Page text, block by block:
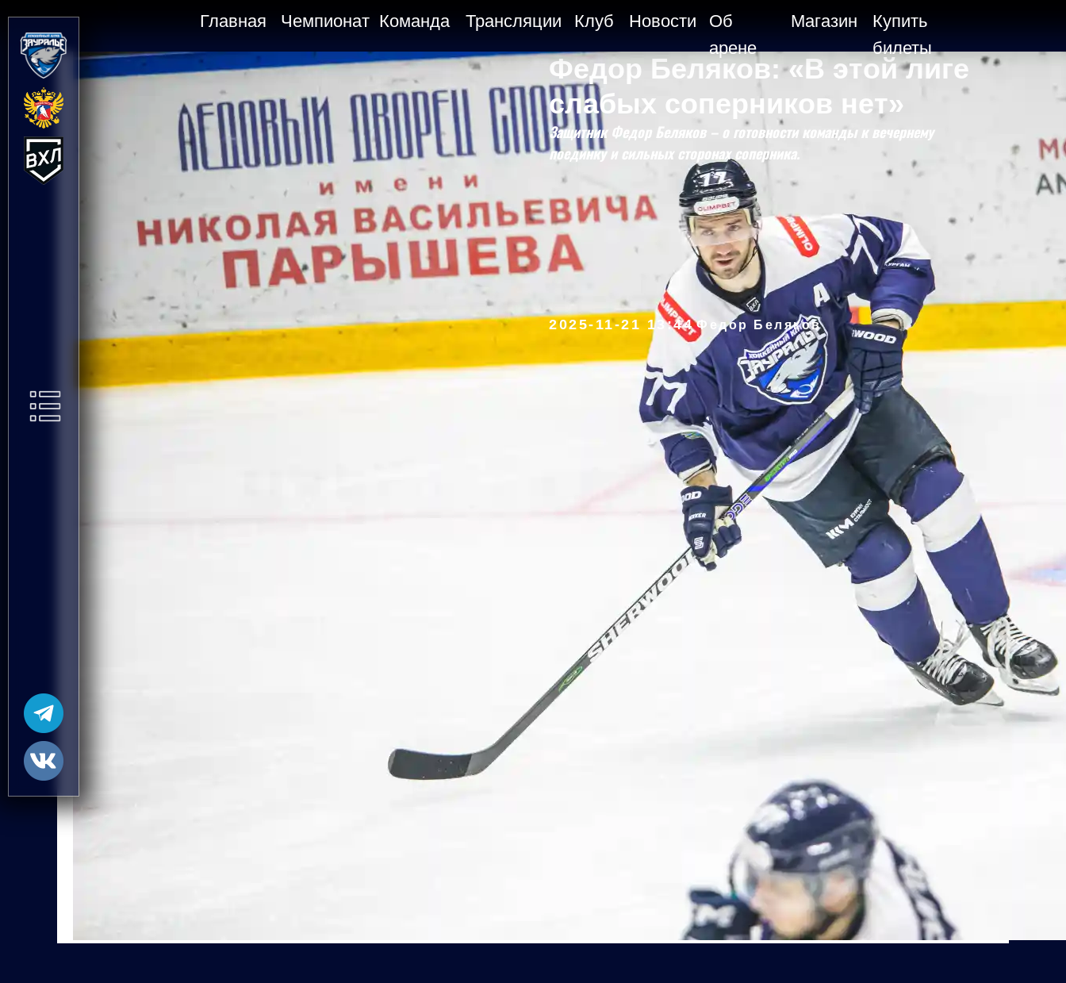
Главная Чемпионат Команда Трансляции Клуб Новости
Об
арене
Магазин
Купить
билеты
Федор Беляков: «В этой лиге
слабых соперников нет»
Защитник Федор Беляков – о готовности команды к вечернему
поединку и сильных сторонах соперника.
2025-11-21 13:44 Федор Беляков